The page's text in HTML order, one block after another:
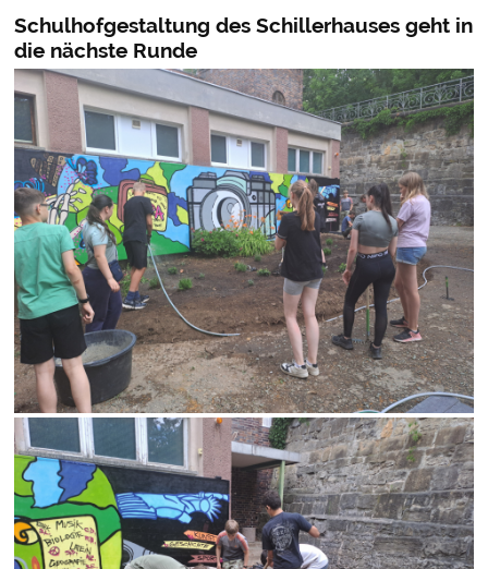
Schulhofgestaltung des Schillerhauses geht in
die nächste Runde